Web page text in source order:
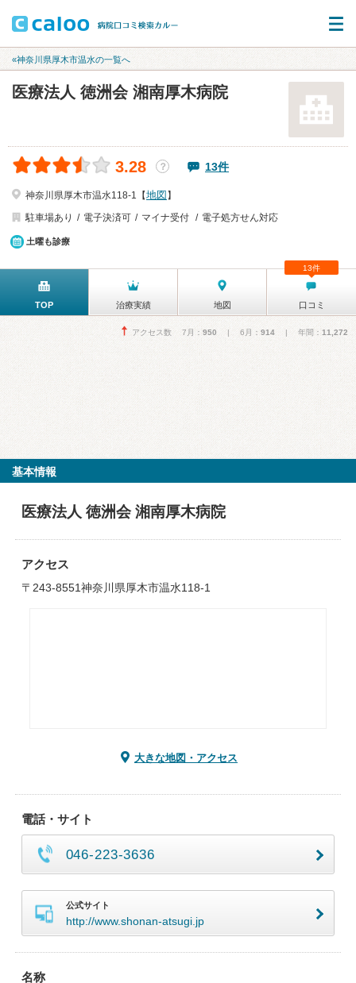
«神奈川県厚木市温水の一覧へ
医療法人 徳洲会 湘南厚木病院
3.28 ？ 13件
神奈川県厚木市温水118-1【地図 】
駐車場あり
電子決済可 マイナ受付 電子処方せん対応
土曜も診療
TOP 治療実績 地図 口コミ
13件
アクセス数 7月： 950 | 6月： 914 | 年間： 11,272
基本情報
医療法人 徳洲会 湘南厚木病院
アクセス
〒243-8551神奈川県厚木市温水118-1
大きな地図・アクセス
電話・サイト
046-223-3636
公式サイト
http://www.shonan-atsugi.jp
名称